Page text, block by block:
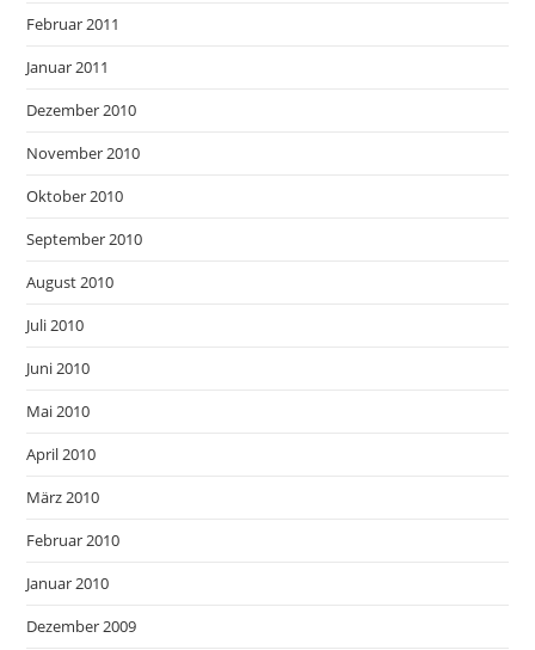
Februar 2011
Januar 2011
Dezember 2010
November 2010
Oktober 2010
September 2010
August 2010
Juli 2010
Juni 2010
Mai 2010
April 2010
März 2010
Februar 2010
Januar 2010
Dezember 2009